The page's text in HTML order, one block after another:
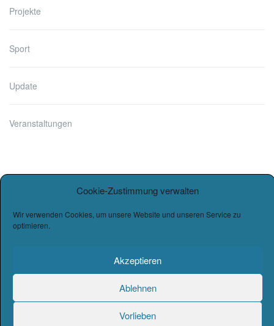
Cookie-Zustimmung verwalten
Wir verwenden Cookies, um unsere Website und unseren Service zu
optimieren.
Akzeptieren
Ablehnen
Vorlieben
Projekte
Sport
Update
Veranstaltungen
Burg-Gymnasium Wettin
Designed by Werbekunst & Graphik.